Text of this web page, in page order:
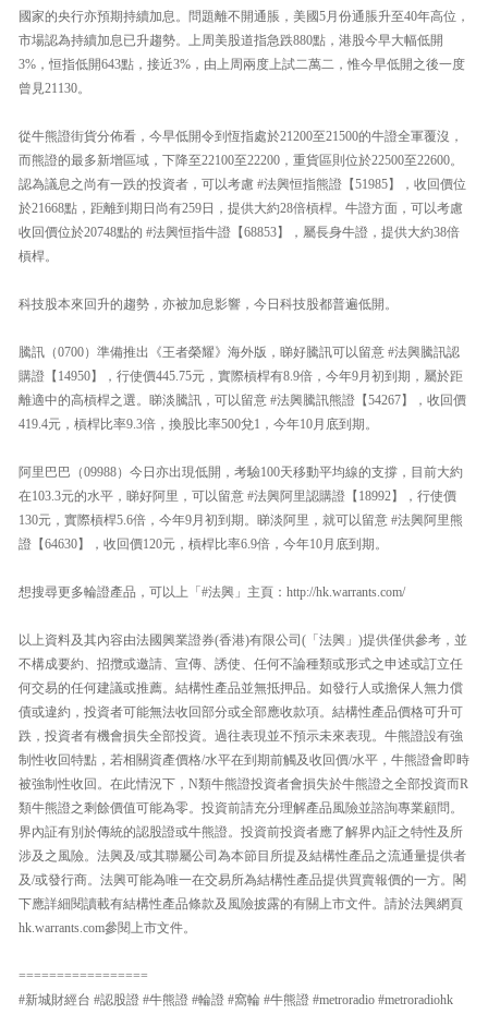
國家的央行亦預期持續加息。問題離不開通脹，美國5月份通脹升至40年高位，
市場認為持續加息已升趨勢。上周美股道指急跌880點，港股今早大幅低開
3%，恒指低開643點，接近3%，由上周兩度上試二萬二，惟今早低開之後一度
曾見21130。
從牛熊證街貨分佈看，今早低開令到恆指處於21200至21500的牛證全軍覆沒，
而熊證的最多新增區域，下降至22100至22200，重貨區則位於22500至22600。
認為議息之尚有一跌的投資者，可以考慮 #法興恒指熊證【51985】，收回價位
於21668點，距離到期日尚有259日，提供大約28倍槓桿。牛證方面，可以考慮
收回價位於20748點的 #法興恒指牛證【68853】，屬長身牛證，提供大約38倍
槓桿。
科技股本來回升的趨勢，亦被加息影響，今日科技股都普遍低開。
騰訊（0700）準備推出《王者榮耀》海外版，睇好騰訊可以留意 #法興騰訊認
購證【14950】，行使價445.75元，實際槓桿有8.9倍，今年9月初到期，屬於距
離適中的高槓桿之選。睇淡騰訊，可以留意 #法興騰訊熊證【54267】，收回價
419.4元，槓桿比率9.3倍，換股比率500兌1，今年10月底到期。
阿里巴巴（09988）今日亦出現低開，考驗100天移動平均線的支撐，目前大約
在103.3元的水平，睇好阿里，可以留意 #法興阿里認購證【18992】，行使價
130元，實際槓桿5.6倍，今年9月初到期。睇淡阿里，就可以留意 #法興阿里熊
證【64630】，收回價120元，槓桿比率6.9倍，今年10月底到期。
想搜尋更多輪證產品，可以上「#法興」主頁：http://hk.warrants.com/
以上資料及其內容由法國興業證券(香港)有限公司(「法興」)提供僅供參考，並
不構成要約、招攬或邀請、宣傳、誘使、任何不論種類或形式之申述或訂立任
何交易的任何建議或推薦。結構性產品並無抵押品。如發行人或擔保人無力償
債或違約，投資者可能無法收回部分或全部應收款項。結構性產品價格可升可
跌，投資者有機會損失全部投資。過往表現並不預示未來表現。牛熊證設有強
制性收回特點，若相關資產價格/水平在到期前觸及收回價/水平，牛熊證會即時
被強制性收回。在此情況下，N類牛熊證投資者會損失於牛熊證之全部投資而R
類牛熊證之剩餘價值可能為零。投資前請充分理解產品風險並諮詢專業顧問。
界內証有別於傳統的認股證或牛熊證。投資前投資者應了解界內証之特性及所
涉及之風險。法興及/或其聯屬公司為本節目所提及結構性產品之流通量提供者
及/或發行商。法興可能為唯一在交易所為結構性產品提供買賣報價的一方。閣
下應詳細閱讀載有結構性產品條款及風險披露的有關上市文件。請於法興網頁
hk.warrants.com參閱上市文件。
=================
#新城財經台 #認股證 #牛熊證 #輪證 #窩輪 #牛熊證 #metroradio #metroradiohk